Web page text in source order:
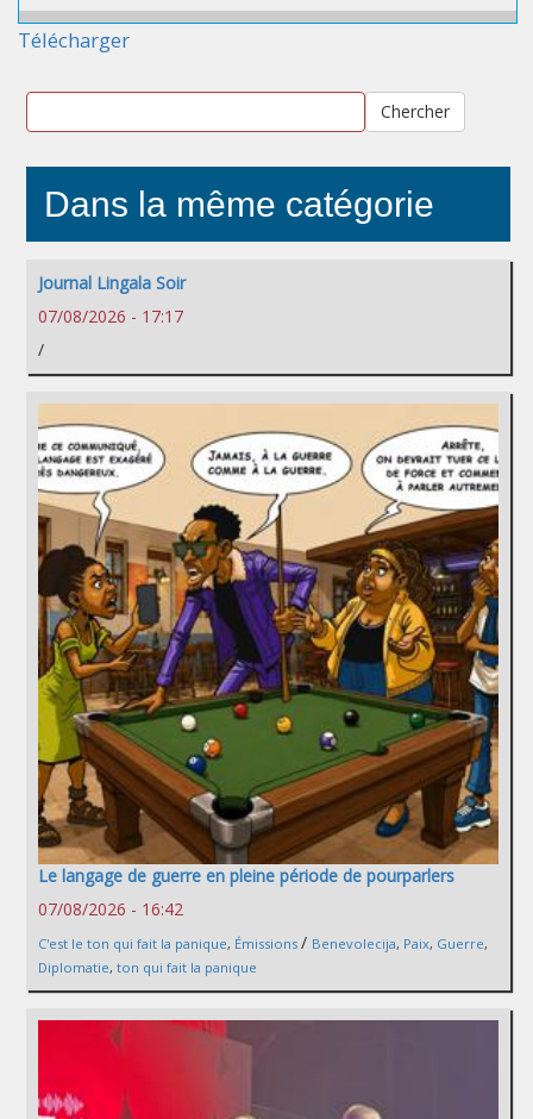
Télécharger
Chercher
Dans la même catégorie
Journal Lingala Soir
07/08/2026 - 17:17
/
Le langage de guerre en pleine période de pourparlers
07/08/2026 - 16:42
C'est le ton qui fait la panique, Émissions / Benevolecija, Paix, Guerre,
Diplomatie, ton qui fait la panique